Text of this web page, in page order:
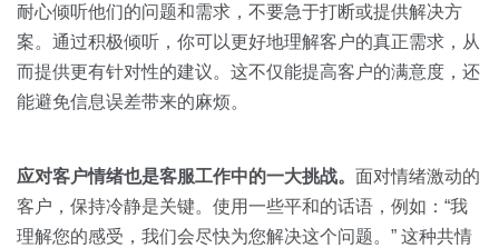
交易跟进
培训辅导
耐心倾听他们的问题和需求，不要急于打断或提供解决方
案。通过积极倾听，你可以更好地理解客户的真正需求，从
而提供更有针对性的建议。这不仅能提高客户的满意度，还
能避免信息误差带来的麻烦。
应对客户情绪也是客服工作中的一大挑战。 面对情绪激动的
客户，保持冷静是关键。使用一些平和的话语，例如：“我
理解您的感受，我们会尽快为您解决这个问题。” 这种共情